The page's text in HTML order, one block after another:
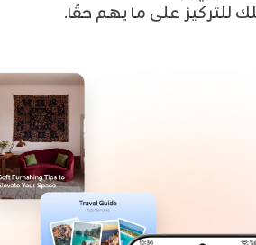
للتركيز على ما يهم حقًا.